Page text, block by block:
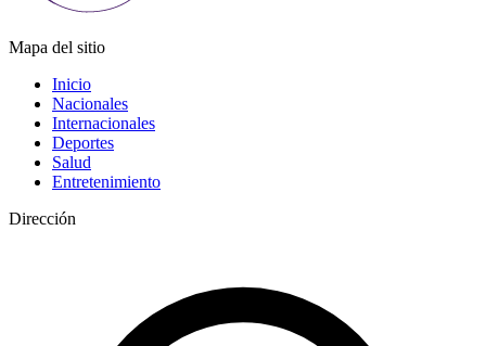
Mapa del sitio
Inicio
Nacionales
Internacionales
Deportes
Salud
Entretenimiento
Dirección